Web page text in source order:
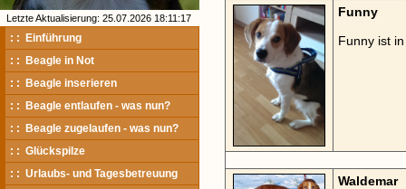
Letzte Aktualisierung: 25.07.2026 18:11:17
: : Einführung
: : Beagle in Not
: : Beagle inserieren
: : Beagle entlaufen - was nun?
: : Beagle zugelaufen - was nun?
: : Glückspilze
: : Urlaubs- und Tagesbetreuung
Funny
Funny ist
Waldemar